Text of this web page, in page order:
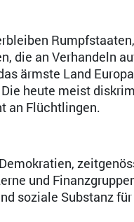
die an Verhandeln
ärmste Land
heute meist
an Flüchtlingen.
und
soziale Substanz